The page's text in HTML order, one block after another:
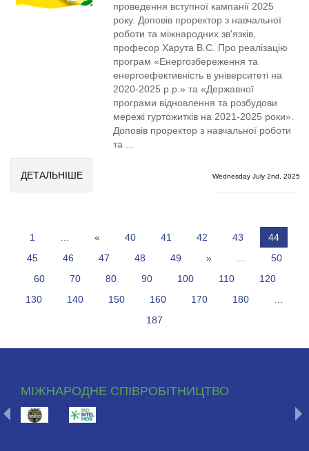
проведення вступної кампанії 2025
року. Доповів проректор з навчальної
роботи та міжнародних зв'язків,
професор Харута В.С. Про реалізацію
програм «Енергозбереження та
енергоефективність в університеті на
2020-2025 р.р.» та «Державної
програми відновлення та розбудови
мережі гуртожитків на 2021-2025 роки».
Доповів проректор з навчальної роботи
та ...
ДЕТАЛЬНІШЕ Wednesday July 2nd, 2025
1 « 40 41 42 43
44
45
46 47 48 49 »
50
60
70 80 90 100 110
120
130
140 150 160 170 180
187
МІЖНАРОДНЕ СПІВРОБІТНИЦТВО